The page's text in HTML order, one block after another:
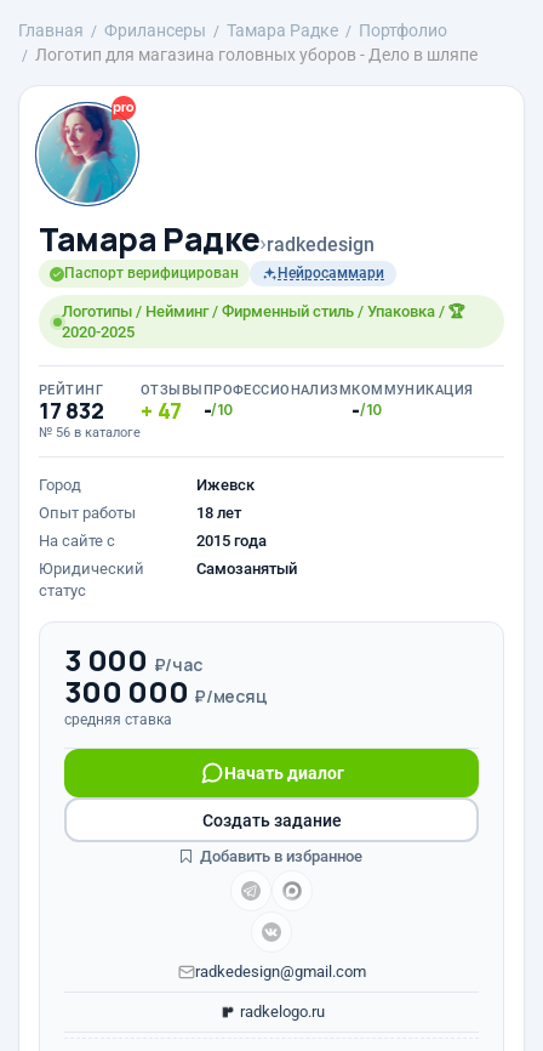
Главная Фрилансеры Тамара Радке
Портфолио
Логотип для магазина головных уборов - Дело в шляпе
Тамара Радке›radkedesign
Паспорт верифицирован Нейросаммари
Логотипы / Нейминг / Фирменный стиль / Упаковка / 🏆
2020-2025
РЕЙТИНГ
17 832
№ 56 в каталоге
ОТЗЫВЫ
47
ПРОФЕССИОНАЛИЗМ
-/10
КОММУНИКАЦИЯ
-/10
Город
Ижевск
Опыт работы
18 лет
На сайте с
2015 года
Юридический
статус
Самозанятый
3 000 ₽/час
300 000 ₽/месяц
средняя ставка
Начать диалог
radkedesign@gmail.com
radkelogo.ru
Создать задание
Добавить в избранное